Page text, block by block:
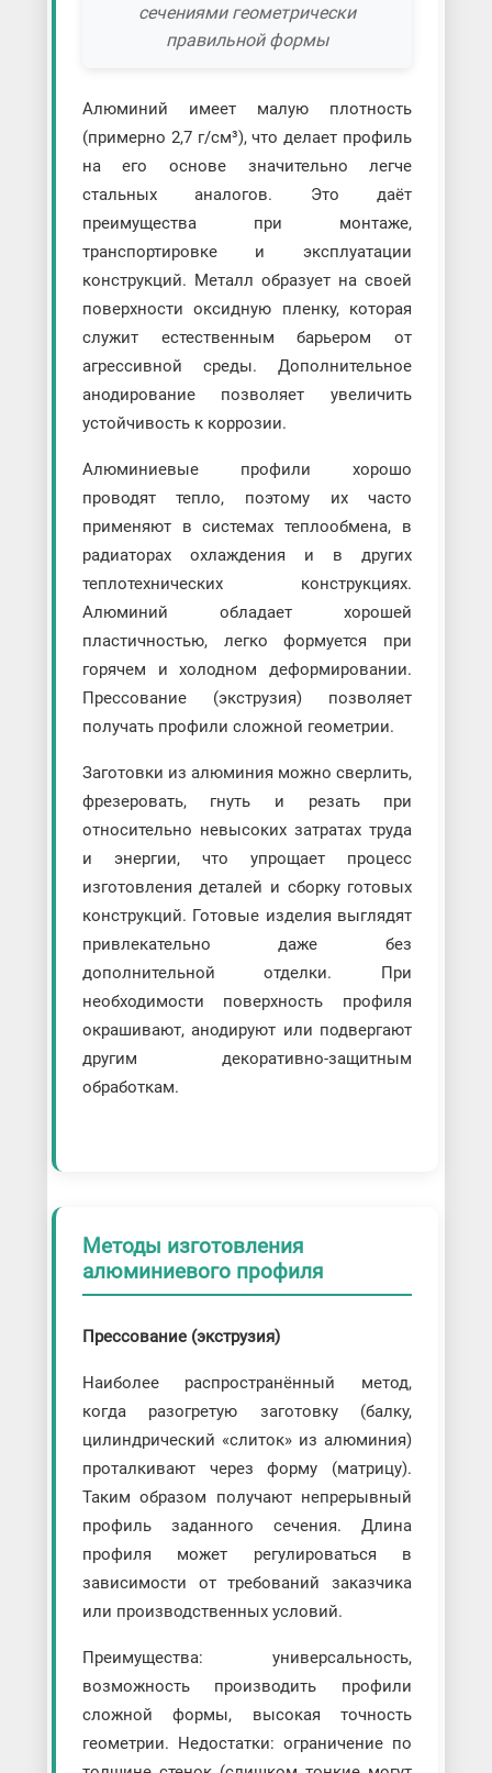
сечениями геометрически
правильной формы
Алюминий имеет малую плотность
(примерно 2,7 г/см³), что делает профиль
на его основе значительно легче
стальных аналогов. Это даёт
преимущества при монтаже,
транспортировке и эксплуатации
конструкций. Металл образует на своей
поверхности оксидную пленку, которая
служит естественным барьером от
агрессивной среды. Дополнительное
анодирование позволяет увеличить
устойчивость к коррозии.
Алюминиевые профили хорошо
проводят тепло, поэтому их часто
применяют в системах теплообмена, в
радиаторах охлаждения и в других
теплотехнических конструкциях.
Алюминий обладает хорошей
пластичностью, легко формуется при
горячем и холодном деформировании.
Прессование (экструзия) позволяет
получать профили сложной геометрии.
Заготовки из алюминия можно сверлить,
фрезеровать, гнуть и резать при
относительно невысоких затратах труда
и энергии, что упрощает процесс
изготовления деталей и сборку готовых
конструкций. Готовые изделия выглядят
привлекательно даже без
дополнительной отделки. При
необходимости поверхность профиля
окрашивают, анодируют или подвергают
другим декоративно-защитным
обработкам.
Методы изготовления
алюминиевого профиля
Прессование (экструзия)
Наиболее распространённый метод,
когда разогретую заготовку (балку,
цилиндрический «слиток» из алюминия)
проталкивают через форму (матрицу).
Таким образом получают непрерывный
профиль заданного сечения. Длина
профиля может регулироваться в
зависимости от требований заказчика
или производственных условий.
Преимущества: универсальность,
возможность производить профили
сложной формы, высокая точность
геометрии. Недостатки: ограничение по